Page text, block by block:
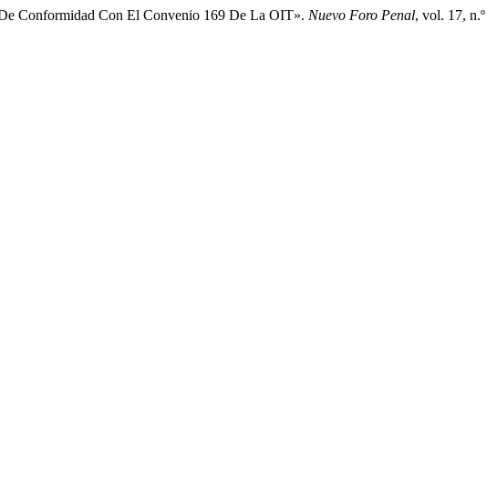
Conformidad Con El Convenio 169 De La OIT». Nuevo Foro Penal, vol. 17, n.º